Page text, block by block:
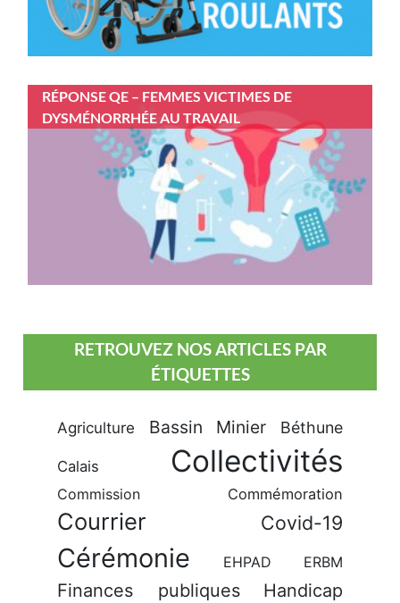
RÉPONSE QE – FEMMES VICTIMES DE
DYSMÉNORRHÉE AU TRAVAIL
RETROUVEZ NOS ARTICLES PAR
ÉTIQUETTES
Agriculture Bassin Minier Béthune
Calais Collectivités
Commission Commémoration
Courrier Covid-19
Cérémonie EHPAD ERBM
Finances publiques Handicap